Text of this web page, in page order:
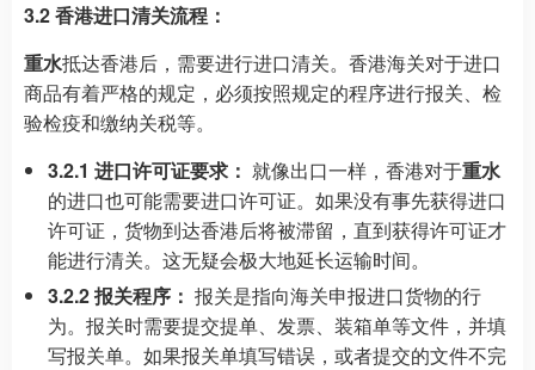
3.2 香港进口清关流程：
重水抵达香港后，需要进行进口清关。香港海关对于进口
商品有着严格的规定，必须按照规定的程序进行报关、检
验检疫和缴纳关税等。
3.2.1 进口许可证要求： 就像出口一样，香港对于重水
的进口也可能需要进口许可证。如果没有事先获得进口
许可证，货物到达香港后将被滞留，直到获得许可证才
能进行清关。这无疑会极大地延长运输时间。
3.2.2 报关程序： 报关是指向海关申报进口货物的行
为。报关时需要提交提单、发票、装箱单等文件，并填
写报关单。如果报关单填写错误，或者提交的文件不完